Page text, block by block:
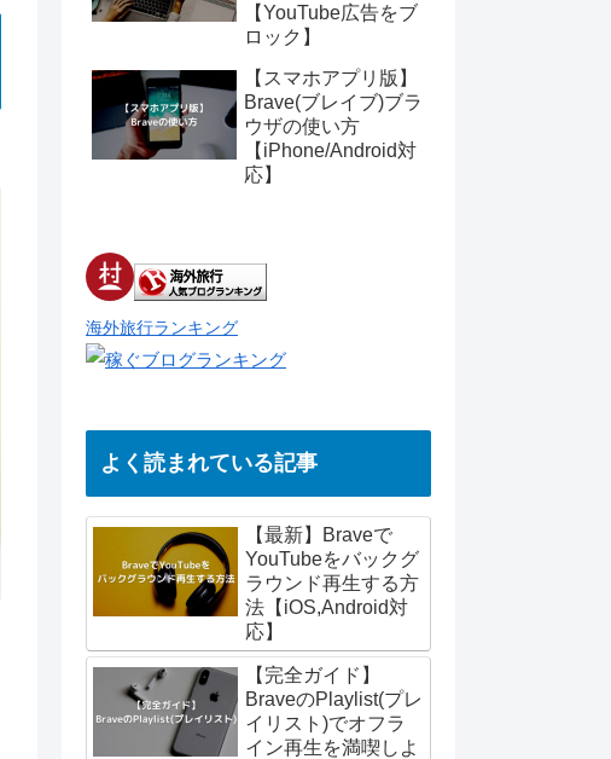
【YouTube広告をブ
ロック】
【スマホアプリ版】
Brave(ブレイブ)ブラ
ウザの使い方
【iPhone/Android対
応】
海外旅行ランキング
よく読まれている記事
【最新】Braveで
YouTubeをバックグ
ラウンド再生する方
法【iOS,Android対
応】
【完全ガイド】
BraveのPlaylist(プレ
イリスト)でオフラ
イン再生を満喫しよ